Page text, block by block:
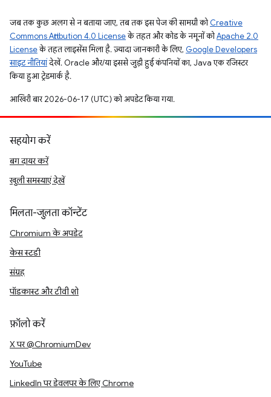
जब तक कुछ अलग से न बताया जाए, तब तक इस पेज की सामग्री कोCreative
Commons Attribution 4.0 Licenseके तहत और कोड के नमूनों कोApache 2.0
Licenseके तहत लाइसेंस मिला है. ज़्यादा जानकारी के लिए, Google Developers
साइट नीतियांदेखें. Oracle और/या इससे जुड़ी हुई कंपनियों का, Java एक रजिस्टर
किया हुआ ट्रेडमार्क है.
आखिरी बार 2026-06-17 (UTC) को अपडेट किया गया.
सहयोग करें
बग दायर करें
खुली समस्याएं देखें
मिलता-जुलता कॉन्टेंट
Chromium के अपडेट
केस स्टडी
संग्रह
पॉडकास्ट और टीवी शो
फ़ॉलो करें
X पर @ChromiumDev
YouTube
LinkedIn पर डेवलपर के लिए Chrome